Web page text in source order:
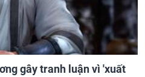
gây tranh luận vì 'xuất